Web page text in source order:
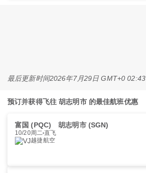
最后更新时间2026年7月29日 GMT+0 02:43
预订并获得飞往 胡志明市 的最佳航班优惠
富国 (PQC) 胡志明市 (SGN)
10/20周二 直飞
越捷航空